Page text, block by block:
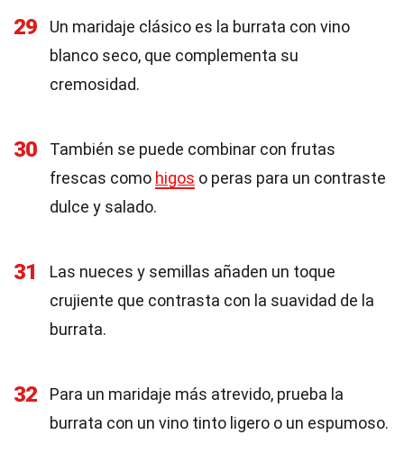
29
Un maridaje clásico es la burrata con vino
blanco seco, que complementa su
cremosidad.
30
También se puede combinar con frutas
frescas como higos o peras para un contraste
dulce y salado.
31
Las nueces y semillas añaden un toque
crujiente que contrasta con la suavidad de la
burrata.
32
Para un maridaje más atrevido, prueba la
burrata con un vino tinto ligero o un espumoso.